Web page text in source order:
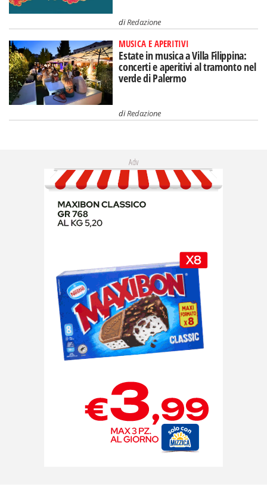
diRedazione
MUSICA E APERITIVI
Estate in musica a Villa Filippina:
concerti e aperitivi al tramonto nel
verde di Palermo
diRedazione
Adv